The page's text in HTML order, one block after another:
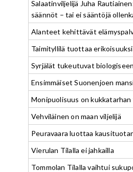
Salaatinviljelijä Juha
säännöt – tai ei sääntöjä
Alanteet kehittävät
Taimityllilä tuottaa
Syrjälät tukeutuvat
Ensimmäiset Suonenjoen
Monipuolisuus on
Vehviläinen on maan viljelijä
Peuravaara luottaa
Vierulan Tilalla ei jahkailla
Tommolan Tilalla vaihtui